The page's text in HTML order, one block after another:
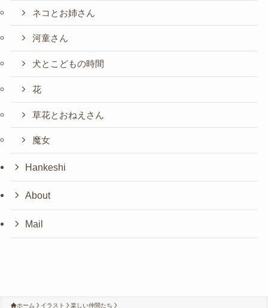
ネコとお姉さん
河童さん
犬とこどもの時間
花
草花とおねえさん
魔女
Hankeshi
About
Mail
ホーム イラスト 楽しい仲間たち